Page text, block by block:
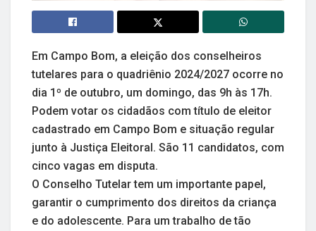
Em Campo Bom, a eleição dos conselheiros
tutelares para o quadriênio 2024/2027 ocorre no
dia 1º de outubro, um domingo, das 9h às 17h.
Podem votar os cidadãos com título de eleitor
cadastrado em Campo Bom e situação regular
junto à Justiça Eleitoral. São 11 candidatos, com
cinco vagas em disputa.
O Conselho Tutelar tem um importante papel,
garantir o cumprimento dos direitos da criança
e do adolescente. Para um trabalho de tão